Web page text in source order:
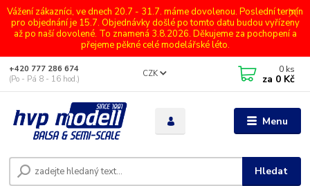
Vážení zákazníci, ve dnech 20.7 - 31.7. máme dovolenou. Poslední termín
pro objednání je 15.7. Objednávky došlé po tomto datu budou vyřízeny
až po naší dovolené. To znamená 3.8.2026. Děkujeme za pochopení a
přejeme pěkné celé modelářské léto.
Menu
CZK
Hledat
+420 777 286 674
(Po - Pá 8 - 16 hod.)
0 ks
za 0 Kč